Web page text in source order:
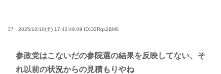
37 : 2025/10/18(土) 17:43:49.09 ID:D3Rqx2BM0
参政党はこないだの参院選の結果を反映してない、そ
れ以前の状況からの見積もりやね